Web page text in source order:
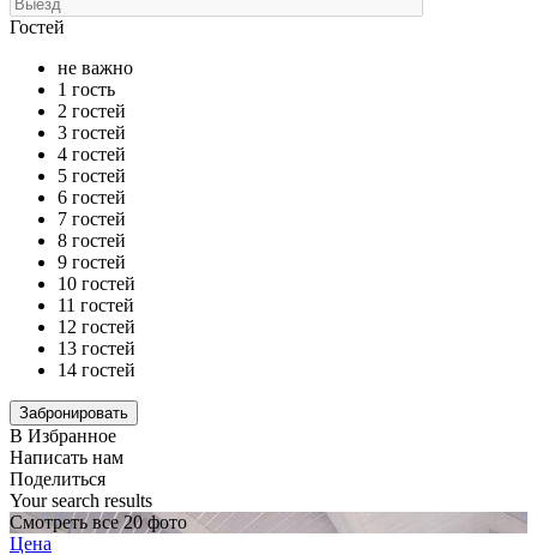
Гостей
не важно
1 гость
2 гостей
3 гостей
4 гостей
5 гостей
6 гостей
7 гостей
8 гостей
9 гостей
10 гостей
11 гостей
12 гостей
13 гостей
14 гостей
В Избранное
Написать нам
Поделиться
Your search results
Смотреть все 20 фото
Цена